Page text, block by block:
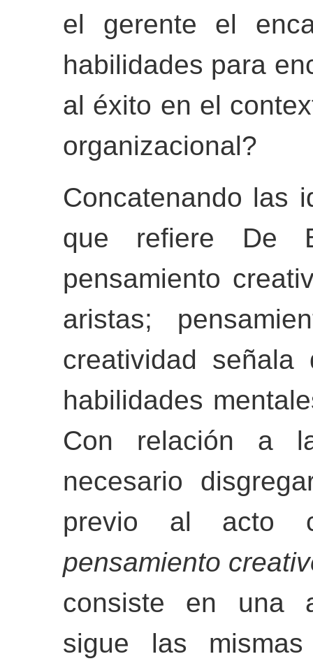
el gerente el
habilidades para
al éxito en el
organizacional?
Concatenando las
que refiere De
pensamiento
aristas;
creatividad
habilidades
Con relación a
necesario
previo al acto
pensamiento
consiste en una
sigue las